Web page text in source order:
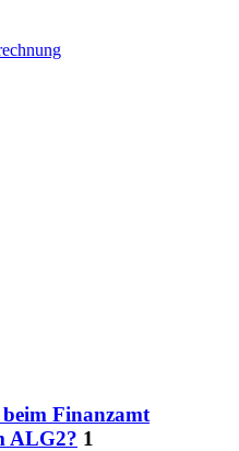
Finanzamt
ALG2? 1